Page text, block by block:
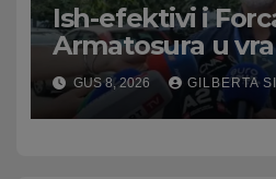
Ish-efektivi i
Armatosura u
kallashnikov nga
fëmijërisë, zv.
Hetimit: Kishin
GUS 8, 2026 GILBERTA